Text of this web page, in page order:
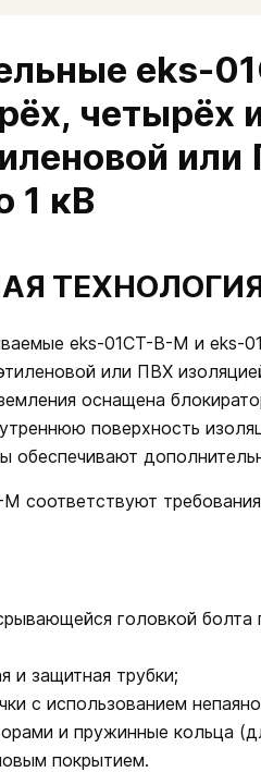
eks-
четырёх
1 кВ
eks-01СТ-В-М и eks-
или ПВХ
оснащена
поверхность
обеспечивают
головкой болта
и защитная трубки;
с использованием
и пружинные кольца
покрытием.